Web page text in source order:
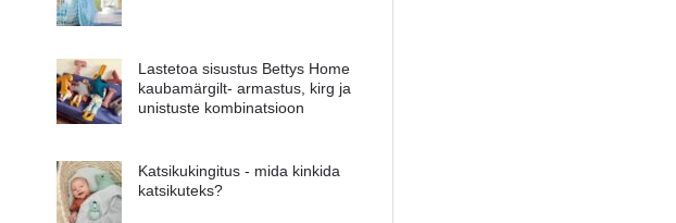
Lastetoa sisustus Bettys Home
kaubamärgilt- armastus, kirg ja
unistuste kombinatsioon
Katsikukingitus - mida kinkida
katsikuteks?